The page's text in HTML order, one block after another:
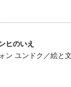
ヒのいえ
ン ユンドク／絵と